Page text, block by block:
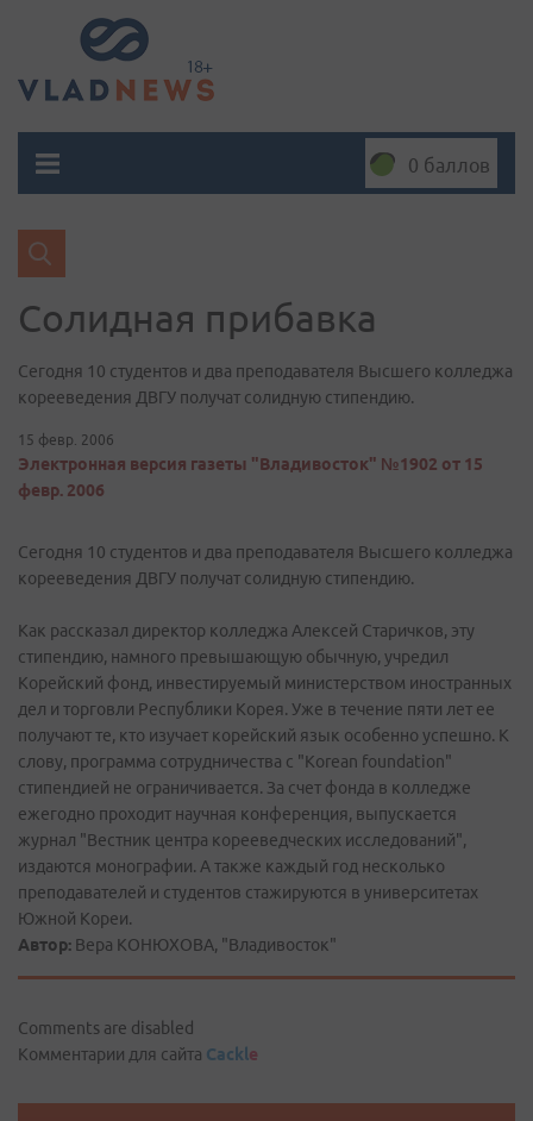
0 баллов
Солидная прибавка
Сегодня 10 студентов и два преподавателя Высшего колледжа
корееведения ДВГУ получат солидную стипендию.
15 февр. 2006
Электронная версия газеты "Владивосток" №1902 от 15
февр. 2006
Сегодня 10 студентов и два преподавателя Высшего колледжа
корееведения ДВГУ получат солидную стипендию.
Как рассказал директор колледжа Алексей Старичков, эту
стипендию, намного превышающую обычную, учредил
Корейский фонд, инвестируемый министерством иностранных
дел и торговли Республики Корея. Уже в течение пяти лет ее
получают те, кто изучает корейский язык особенно успешно. К
слову, программа сотрудничества с "Korean foundation"
стипендией не ограничивается. За счет фонда в колледже
ежегодно проходит научная конференция, выпускается
журнал "Вестник центра корееведческих исследований",
издаются монографии. А также каждый год несколько
преподавателей и студентов стажируются в университетах
Южной Кореи.
Автор: Вера КОНЮХОВА, "Владивосток"
Comments are disabled
Комментарии для сайта Cackle